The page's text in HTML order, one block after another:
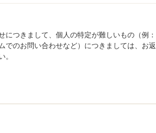
につきまして、個人の特定が難しいもの（例
でのお問い合わせなど）につきましては、お